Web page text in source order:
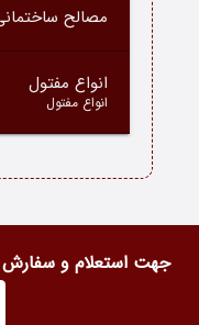
مصالح
انواع مفتول
انواع مفتول
جهت استعلام و